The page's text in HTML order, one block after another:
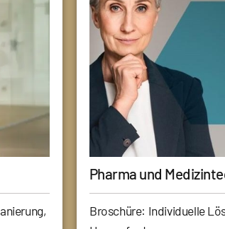
Pharma und
Broschüre: Individuelle